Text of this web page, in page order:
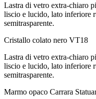
Lastra di vetro extra-chiaro
liscio e lucido, lato inferiore
semitrasparente.
Cristallo colato nero VT18
Lastra di vetro extra-chiaro
liscio e lucido, lato inferiore
semitrasparente.
Marmo opaco Carrara